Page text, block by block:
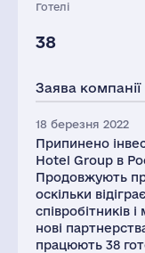
Готелі
38
Заява компанії
18 березня 2022
Припинено
Hotel Group в
Продовжують
оскільки
співробітників
нові
працюють 38